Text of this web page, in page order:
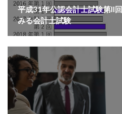
平成31年公認会計士試験第II
みる会計士試験